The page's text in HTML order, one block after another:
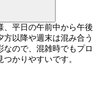
、平日の午前中から午後
方以降や週末は混み合う
なので、混雑時でもプロ
かりやすいです。